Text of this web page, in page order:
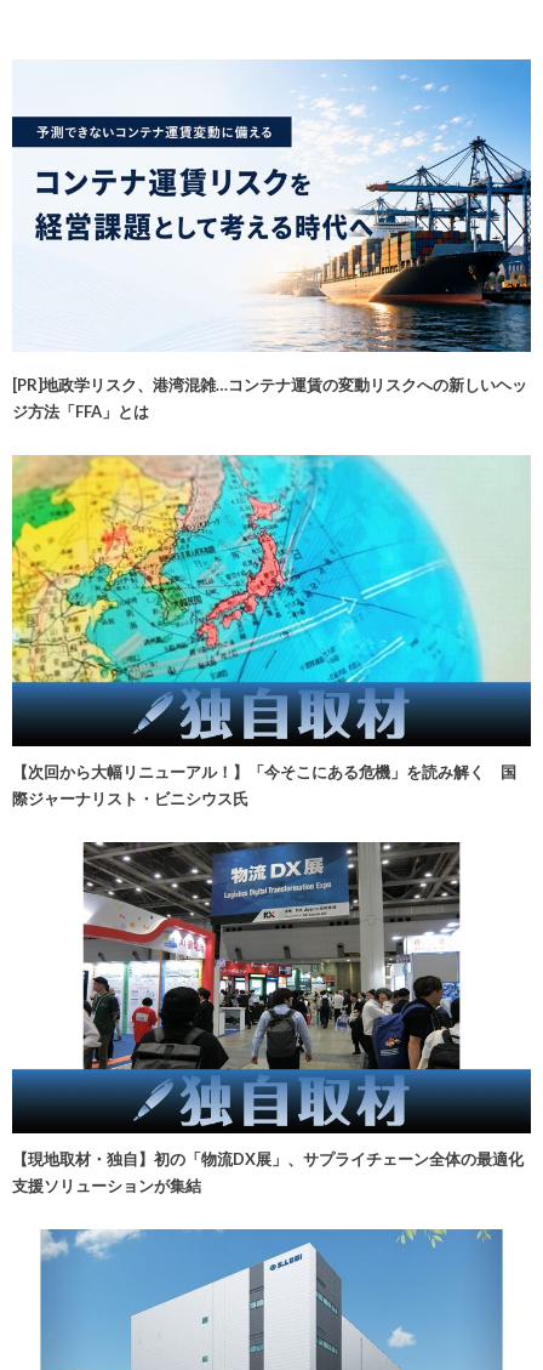
[PR]地政学リスク、港湾混雑…コンテナ運賃の変動リスクへの新しいヘッ
ジ方法「FFA」とは
【次回から大幅リニューアル！】「今そこにある危機」を読み解く 国
際ジャーナリスト・ビニシウス氏
【現地取材・独自】初の「物流DX展」、サプライチェーン全体の最適化
支援ソリューションが集結